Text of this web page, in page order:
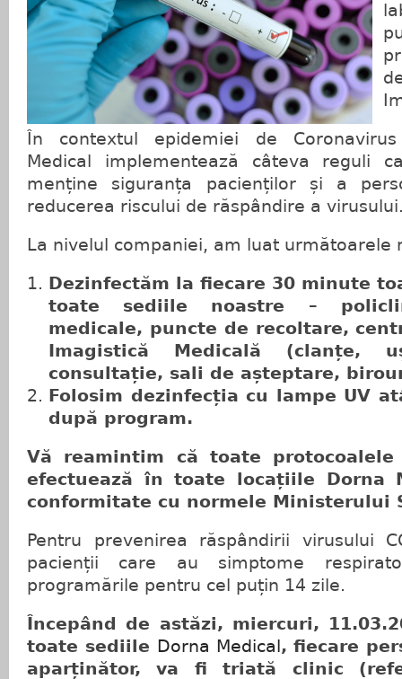
În contextul epidemiei de Coronavirus
Medical implementează câteva reguli
menține siguranța pacienților și a
reducerea riscului de răspândire a
La nivelul companiei, am luat următoarele
Dezinfectăm la fiecare 30 minute
toate sediile noastre –
medicale, puncte de recoltare,
Imagistică Medicală (clanțe,
consultație, sali de așteptare,
Folosim dezinfecția cu lampe UV
după program.
Vă reamintim că toate
efectuează în toate locațiile Dorna
conformitate cu normele Ministerului
Pentru prevenirea răspândirii virusului
pacienții care au simptome
programările pentru cel puțin 14 zile.
Începând de astăzi, miercuri,
toate sediile Dorna Medical , fiecare
aparținător, va fi triată clinic